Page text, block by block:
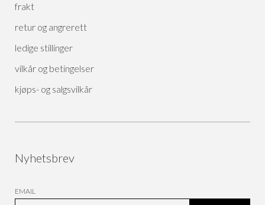
frakt
retur og angrerett
ledige stillinger
vilkår og betingelser
kjøps- og salgsvilkår
Nyhetsbrev
EMAIL